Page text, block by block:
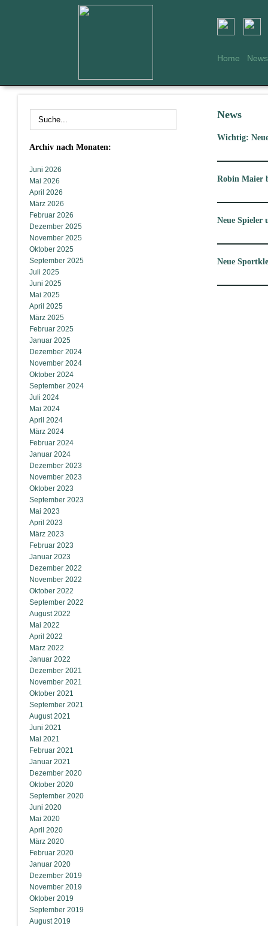
Home News
Archiv nach Monaten:
Juni 2026
Mai 2026
April 2026
März 2026
Februar 2026
Dezember 2025
November 2025
Oktober 2025
September 2025
Juli 2025
Juni 2025
Mai 2025
April 2025
März 2025
Februar 2025
Januar 2025
Dezember 2024
November 2024
Oktober 2024
September 2024
Juli 2024
Mai 2024
April 2024
März 2024
Februar 2024
Januar 2024
Dezember 2023
November 2023
Oktober 2023
September 2023
Mai 2023
April 2023
März 2023
Februar 2023
Januar 2023
Dezember 2022
November 2022
Oktober 2022
September 2022
August 2022
Mai 2022
April 2022
März 2022
Januar 2022
Dezember 2021
November 2021
Oktober 2021
September 2021
August 2021
Juni 2021
Mai 2021
Februar 2021
Januar 2021
Dezember 2020
Oktober 2020
September 2020
Juni 2020
Mai 2020
April 2020
März 2020
Februar 2020
Januar 2020
Dezember 2019
November 2019
Oktober 2019
September 2019
August 2019
News
Wichtig:
Robin Maier
Neue Spieler
Neue